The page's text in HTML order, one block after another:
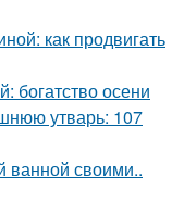
как продвигать
богатство осени
утварь: 107
своими..